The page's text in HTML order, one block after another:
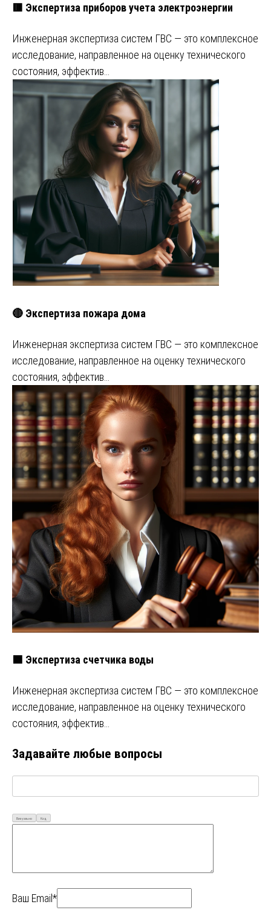
🟥 Экспертиза приборов учета электроэнергии
Инженерная экспертиза систем ГВС — это комплексное
исследование, направленное на оценку технического
состояния, эффектив…
🔴 Экспертиза пожара дома
Инженерная экспертиза систем ГВС — это комплексное
исследование, направленное на оценку технического
состояния, эффектив…
🟩 Экспертиза счетчика воды
Инженерная экспертиза систем ГВС — это комплексное
исследование, направленное на оценку технического
состояния, эффектив…
Задавайте любые вопросы
Визуально Код
Ваш Email*